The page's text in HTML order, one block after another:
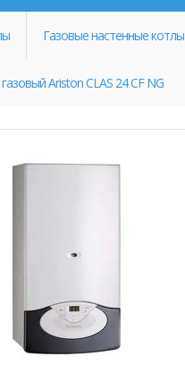
Газовые настенные котлы
Ariston CLAS 24 CF NG